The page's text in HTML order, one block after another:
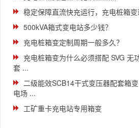
稳定保障直流快充运行，充电桩箱
500kVA箱式变电站多少钱？
充电桩箱变定制周期一般多久？
充电桩箱变为什么必须搭配 SVG 无
套 ...
二级能效SCB14干式变压器配套箱
电场 ...
工矿重卡充电站专用箱变